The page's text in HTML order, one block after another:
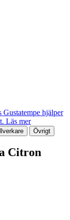
Gustatempe hjälper
Läs mer
Övrigt
Citron